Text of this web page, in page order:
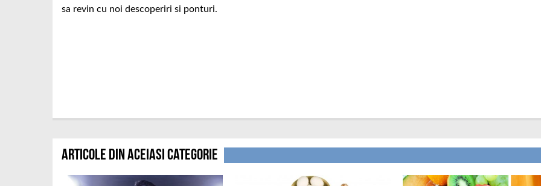
sa revin cu noi descoperiri si ponturi.
Articole din aceiasi categorie